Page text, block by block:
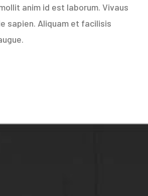
anim id est laborum. Vivaus
sapien. Aliquam et facilisis